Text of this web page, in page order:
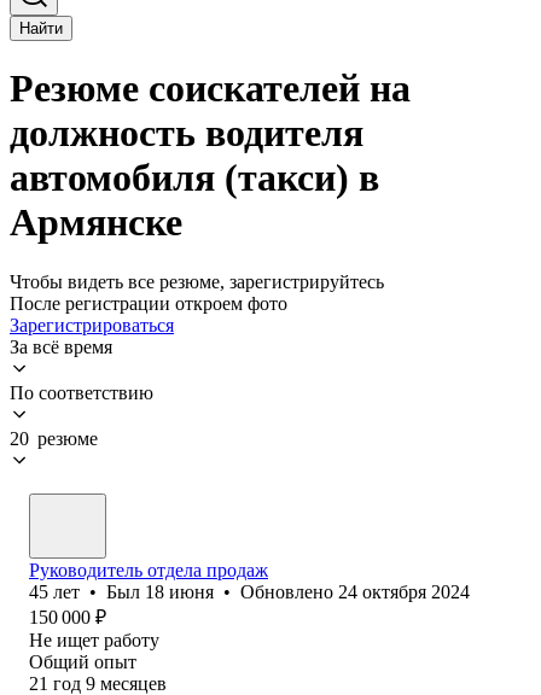
Найти
Резюме соискателей на
должность водителя
автомобиля (такси) в
Армянске
Чтобы видеть все резюме, зарегистрируйтесь
После регистрации откроем фото
Зарегистрироваться
За всё время
По соответствию
20 резюме
Руководитель отдела продаж
45 лет • Был 18 июня • Обновлено 24 октября 2024
150 000 ₽
Не ищет работу
Общий опыт
21 год 9 месяцев